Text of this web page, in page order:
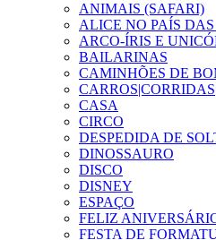
ANIMAIS (SAFARI)
ALICE NO PAÍS
ARCO-ÍRIS E
BAILARINAS
CAMINHÕES DE
CASA
CIRCO
DESPEDIDA DE
DINOSSAURO
DISCO
DISNEY
ESPAÇO
FELIZ
FESTA DE